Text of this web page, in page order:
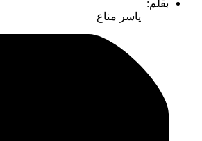
بقلم:
ياسر مناع